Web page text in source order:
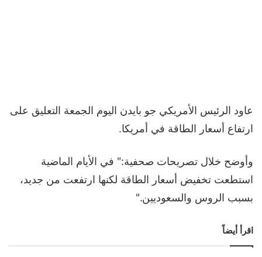
عاود الرئيس الأمريكي جو بايدن اليوم الجمعة التعليق على
ارتفاع أسعار الطاقة في أمريكا.
وأوضح خلال تصريحات صحفية:" في الأيام الماضية
استطعت تخفيض أسعار الطاقة لكنها ارتفعت من جديد،
بسبب الروس والسعوديين."
اقرأ أيضاً